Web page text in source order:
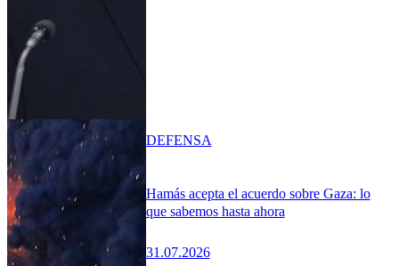
Hamás acepta el acuerdo sobre Gaza: lo
que sabemos hasta ahora
31.07.2026
DEFENSA